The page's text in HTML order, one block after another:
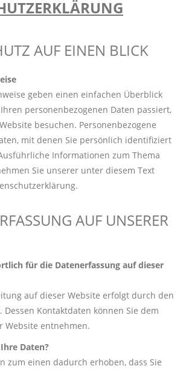
AUF EINEN BLICK
geben einen einfachen Überblick
personenbezogenen Daten passiert,
besuchen. Personenbezogene
mit denen Sie persönlich identifiziert
Informationen zum Thema
Sie unserer unter diesem Text
AUF UNSERER
für die Datenerfassung auf dieser
auf dieser Website erfolgt durch den
Kontaktdaten können Sie dem
Website entnehmen.
Daten?
zum einen dadurch erhoben, dass Sie